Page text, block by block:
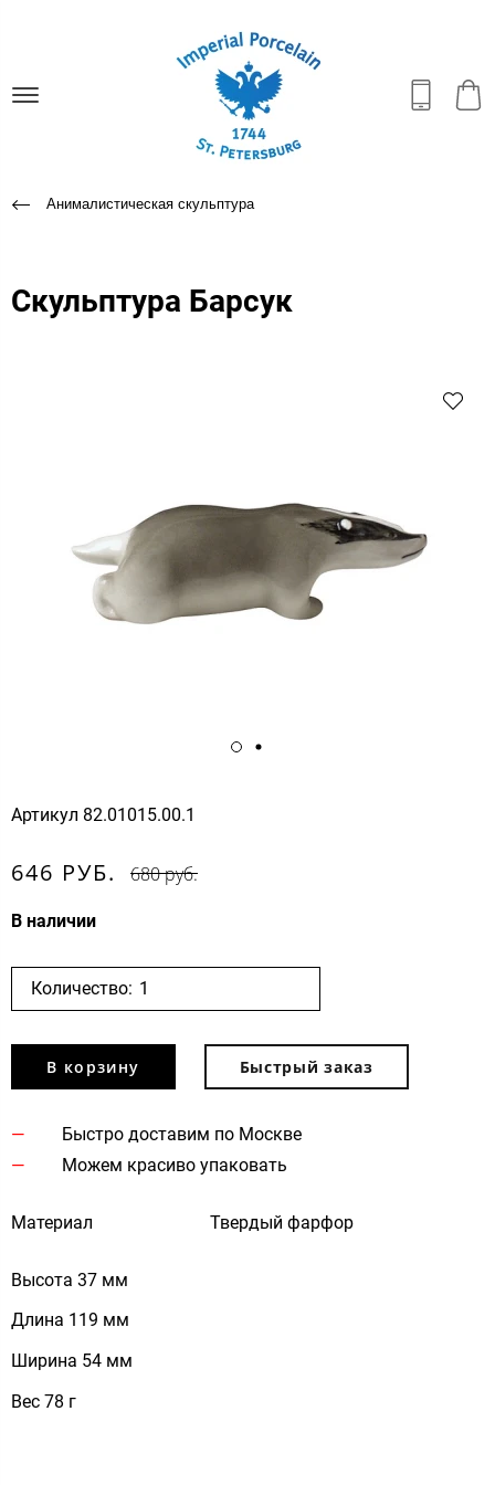
Анималистическая скульптура
Скульптура Барсук
Артикул 82.01015.00.1
646 РУБ. 680 руб.
В наличии
Количество:
В корзину Быстрый заказ
Быстро доставим по Москве
Можем красиво упаковать
Материал Твердый фарфор
Высота 37 мм
Длина 119 мм
Ширина 54 мм
Вес 78 г